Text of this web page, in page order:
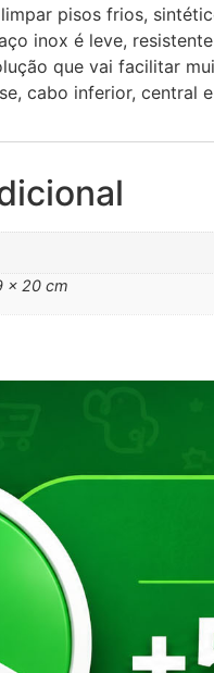
pisos frios,
inox é leve,
que vai facilitar
cabo inferior, central
× 20 cm